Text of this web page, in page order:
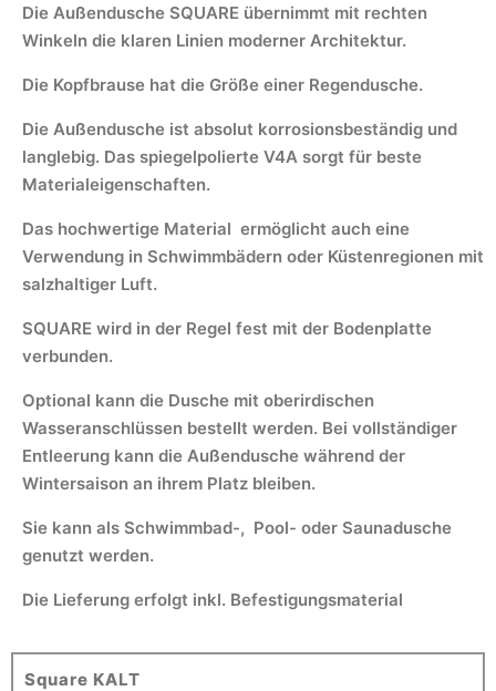
Die Außendusche SQUARE übernimmt mit rechten
Winkeln die klaren Linien moderner Architektur.
Die Kopfbrause hat die Größe einer Regendusche.
Die Außendusche ist absolut korrosionsbeständig und
langlebig. Das spiegelpolierte V4A sorgt für beste
Materialeigenschaften.
Das hochwertige Material ermöglicht auch eine
Verwendung in Schwimmbädern oder Küstenregionen mit
salzhaltiger Luft.
SQUARE wird in der Regel fest mit der Bodenplatte
verbunden.
Optional kann die Dusche mit oberirdischen
Wasseranschlüssen bestellt werden. Bei vollständiger
Entleerung kann die Außendusche während der
Wintersaison an ihrem Platz bleiben.
Sie kann als Schwimmbad-, Pool- oder Saunadusche
genutzt werden.
Die Lieferung erfolgt inkl. Befestigungsmaterial
Square KALT